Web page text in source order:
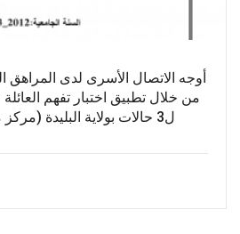
أوجه الاتصال الأسرى لدى
ل3 حالات بولاية البليدة (مركز مكافحة الإدمان)